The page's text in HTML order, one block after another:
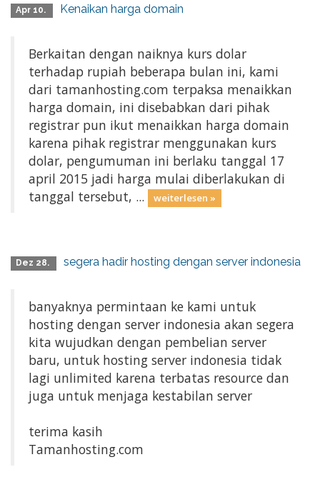
Apr 10. Kenaikan harga domain
Berkaitan dengan naiknya kurs dolar
terhadap rupiah beberapa bulan ini, kami
dari tamanhosting.com terpaksa menaikkan
harga domain, ini disebabkan dari pihak
registrar pun ikut menaikkan harga domain
karena pihak registrar menggunakan kurs
dolar, pengumuman ini berlaku tanggal 17
april 2015 jadi harga mulai diberlakukan di
tanggal tersebut, ...
weiterlesen »
Dez 28. segera hadir hosting dengan server indonesia
banyaknya permintaan ke kami untuk
hosting dengan server indonesia akan segera
kita wujudkan dengan pembelian server
baru, untuk hosting server indonesia tidak
lagi unlimited karena terbatas resource dan
juga untuk menjaga kestabilan server
terima kasih
Tamanhosting.com